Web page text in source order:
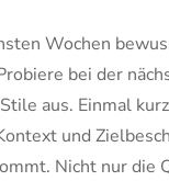
Wochen
bei der
aus. Einmal
und
Nicht nur die